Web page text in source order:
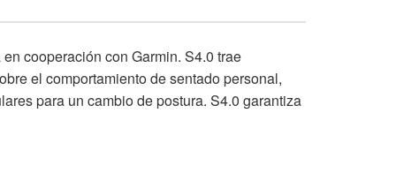
cooperación con Garmin. S4.0 trae
el comportamiento de sentado personal,
para un cambio de postura. S4.0 garantiza